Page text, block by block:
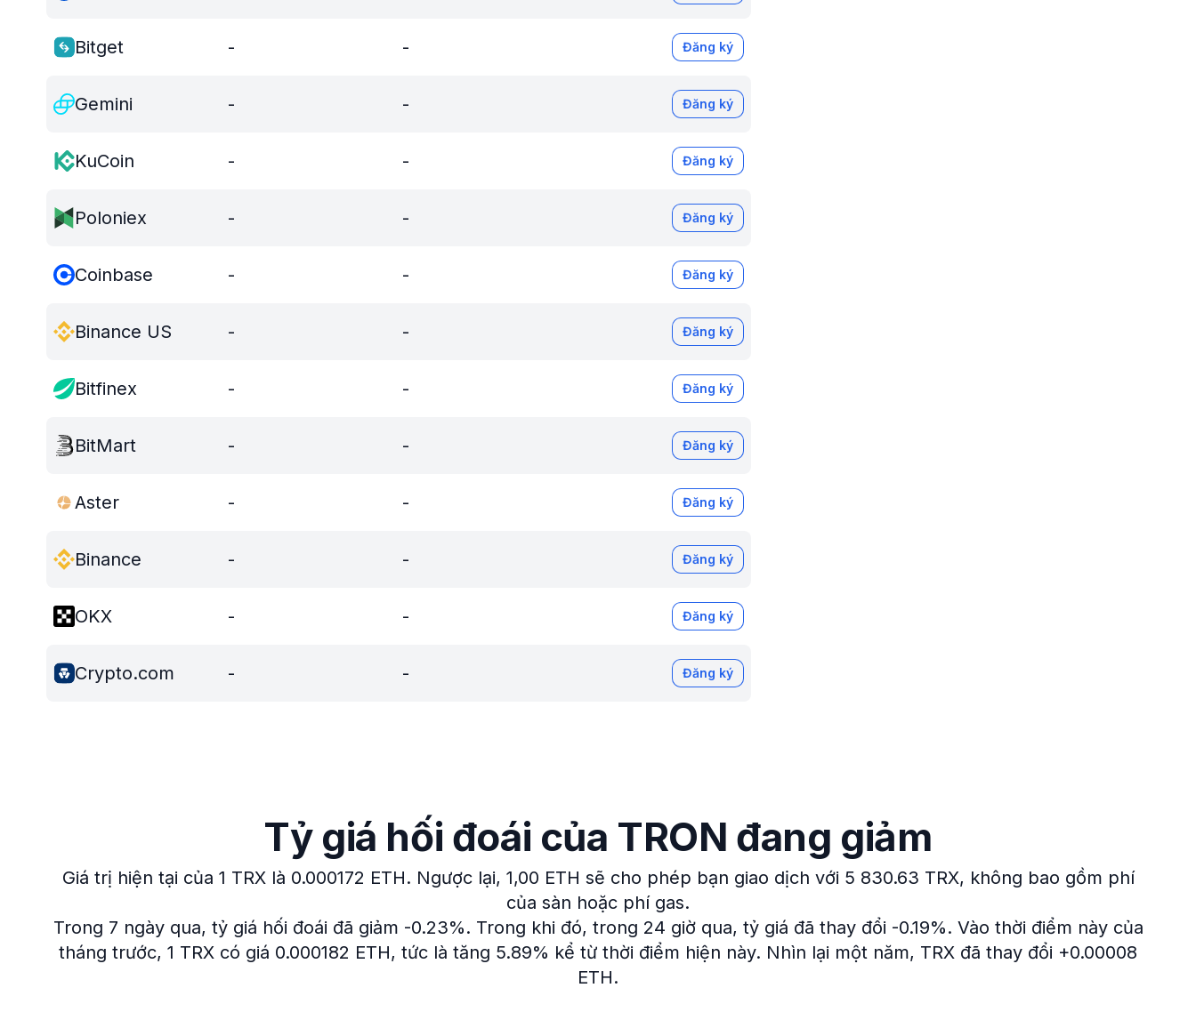
Bitget - - Đăng ký
Gemini - - Đăng ký
KuCoin - - Đăng ký
Poloniex - - Đăng ký
Coinbase - - Đăng ký
Binance US - - Đăng ký
Bitfinex - - Đăng ký
BitMart - - Đăng ký
Aster - - Đăng ký
Binance - - Đăng ký
OKX - - Đăng ký
Crypto.com - - Đăng ký
Tỷ giá hối đoái của TRON đang giảm
Giá trị hiện tại của 1 TRX là 0.000172 ETH. Ngược lại, 1,00 ETH sẽ cho phép bạn giao dịch với 5 830.63 TRX, không bao gồm phí
của sàn hoặc phí gas.
Trong 7 ngày qua, tỷ giá hối đoái đã giảm -0.23%. Trong khi đó, trong 24 giờ qua, tỷ giá đã thay đổi -0.19%. Vào thời điểm này của
tháng trước, 1 TRX có giá 0.000182 ETH, tức là tăng 5.89% kể từ thời điểm hiện này. Nhìn lại một năm, TRX đã thay đổi +0.00008
ETH.